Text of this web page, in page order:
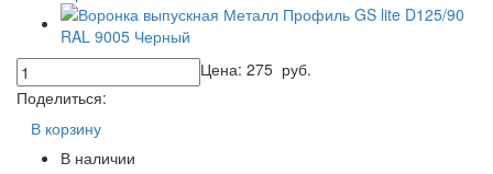
Цена: 275 руб.
Поделиться:
В корзину
В наличии